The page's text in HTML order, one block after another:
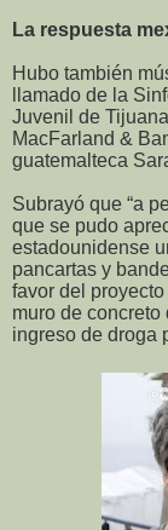
La respuesta
Hubo también
llamado de la
Juvenil de
MacFarland &
guatemalteca
Subrayó que “a
que se pudo
estadounidense
pancartas y
favor del
muro de
ingreso de droga